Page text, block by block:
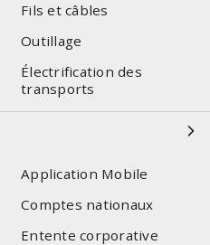
Fils et câbles
Outillage
Électrification des
transports
Application Mobile
Comptes nationaux
Entente corporative